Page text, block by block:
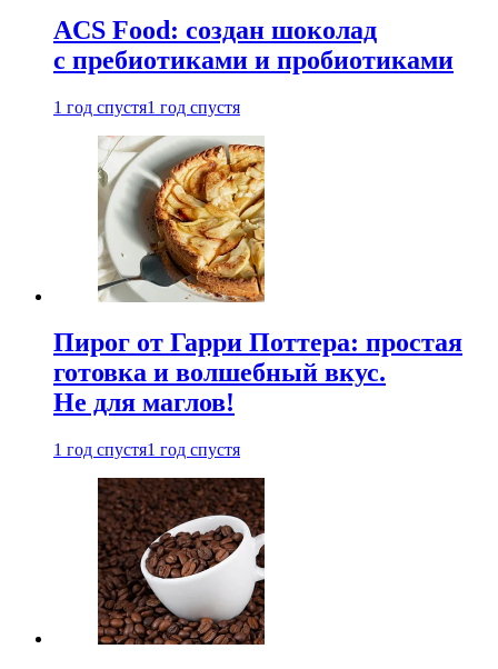
ACS Food: создан шоколад
с пребиотиками и пробиотиками
1 год спустя1 год спустя
Пирог от Гарри Поттера: простая
готовка и волшебный вкус.
Не для маглов!
1 год спустя1 год спустя